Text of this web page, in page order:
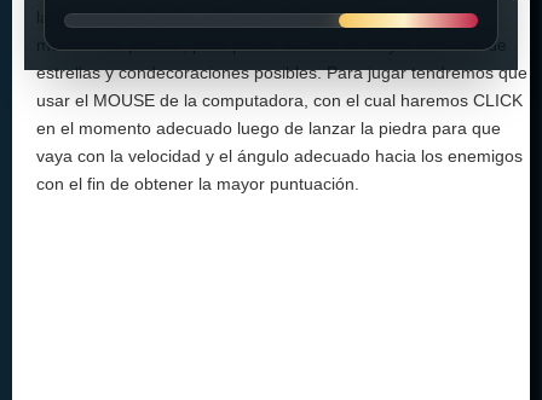
la idea es derribarlos utilizando la menor cantidad de
municiones posible, para poder obtener la mayor cantidad de
estrellas y condecoraciones posibles. Para jugar tendremos que
usar el MOUSE de la computadora, con el cual haremos CLICK
en el momento adecuado luego de lanzar la piedra para que
vaya con la velocidad y el ángulo adecuado hacia los enemigos
con el fin de obtener la mayor puntuación.